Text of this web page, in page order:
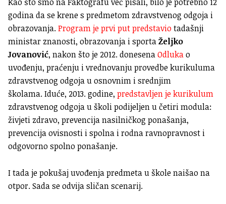
godina da se krene s predmetom zdravstvenog odgoja i
obrazovanja.Program je prvi put predstaviotadašnji
ministar znanosti, obrazovanja i sportaŽeljko
Jovanović, nakon što je 2012. donesenaOdlukao
uvođenju, praćenju i vrednovanju provedbe kurikuluma
zdravstvenog odgoja u osnovnim i srednjim
školama. Iduće, 2013. godine, predstavljen je kurikulum
zdravstvenog odgoja u školi podijeljen u četiri modula:
živjeti zdravo, prevencija nasilničkog ponašanja,
prevencija ovisnosti i spolna i rodna ravnopravnost i
odgovorno spolno ponašanje.
I tada je pokušaj uvođenja predmeta u škole naišao na
otpor. Sada se odvija sličan scenarij.